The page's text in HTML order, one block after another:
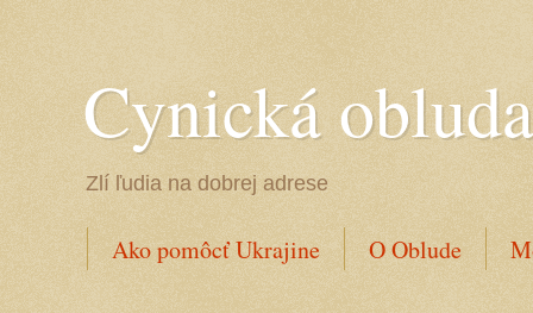
Cynická obluda
Zlí ľudia na dobrej adrese
Ako pomôcť Ukrajine O Oblude